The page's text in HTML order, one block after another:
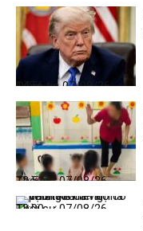
Điểm tin
07/08/26, 14:56
Thời sự
07/08/26, 12:51
Thời sự
07/08/26, 12:00